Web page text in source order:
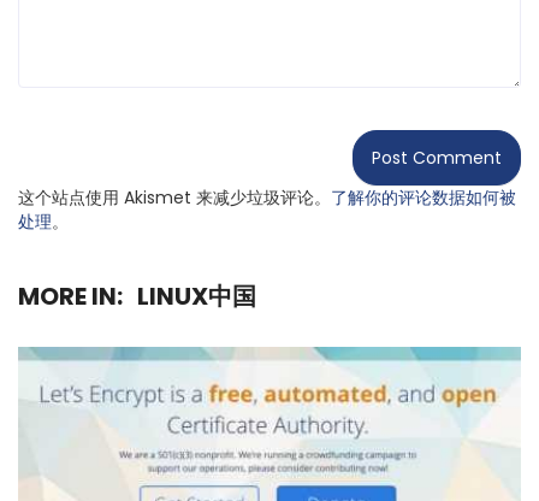
这个站点使用 Akismet 来减少垃圾评论。 了解你的评论数据如何被
处理。
MORE IN: LINUX中国